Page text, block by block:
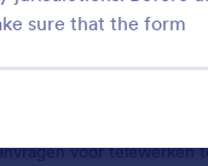
sure that the form
voor